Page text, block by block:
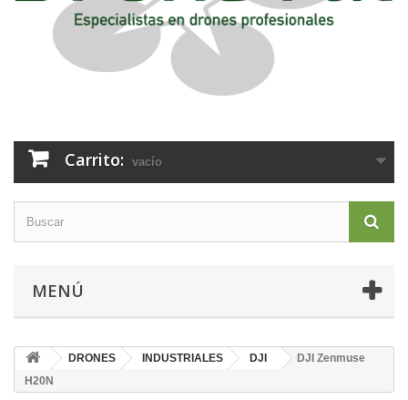
Carrito: vacío
MENÚ
DRONES INDUSTRIALES DJI
DJI Zenmuse
H20N